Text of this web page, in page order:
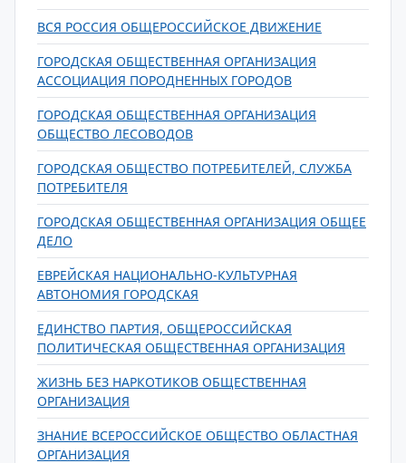
ВСЯ РОССИЯ ОБЩЕРОССИЙСКОЕ ДВИЖЕНИЕ
ГОРОДСКАЯ ОБЩЕСТВЕННАЯ ОРГАНИЗАЦИЯ
АССОЦИАЦИЯ ПОРОДНЕННЫХ ГОРОДОВ
ГОРОДСКАЯ ОБЩЕСТВЕННАЯ ОРГАНИЗАЦИЯ
ОБЩЕСТВО ЛЕСОВОДОВ
ГОРОДСКАЯ ОБЩЕСТВО ПОТРЕБИТЕЛЕЙ, СЛУЖБА
ПОТРЕБИТЕЛЯ
ГОРОДСКАЯ ОБЩЕСТВЕННАЯ ОРГАНИЗАЦИЯ ОБЩЕЕ
ДЕЛО
ЕВРЕЙСКАЯ НАЦИОНАЛЬНО-КУЛЬТУРНАЯ
АВТОНОМИЯ ГОРОДСКАЯ
ЕДИНСТВО ПАРТИЯ, ОБЩЕРОССИЙСКАЯ
ПОЛИТИЧЕСКАЯ ОБЩЕСТВЕННАЯ ОРГАНИЗАЦИЯ
ЖИЗНЬ БЕЗ НАРКОТИКОВ ОБЩЕСТВЕННАЯ
ОРГАНИЗАЦИЯ
ЗНАНИЕ ВСЕРОССИЙСКОЕ ОБЩЕСТВО ОБЛАСТНАЯ
ОРГАНИЗАЦИЯ